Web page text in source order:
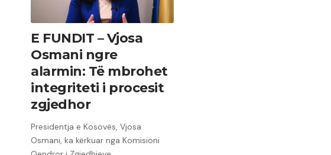
E FUNDIT – Vjosa
Osmani ngre
alarmin: Të mbrohet
integriteti i procesit
zgjedhor
Presidentja e Kosovës, Vjosa
Osmani, ka kërkuar nga Komisioni